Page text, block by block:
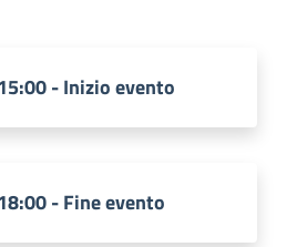
- Inizio evento
- Fine evento